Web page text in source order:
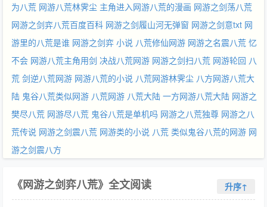
为八荒 网游八荒林霁尘 主角进入网游八荒的漫画 网游之剑荡八荒
网游之剑弈八荒百度百科 网游之剑履山河无弹窗 网游之剑意txt 网
游里的八荒是谁 网游之剑弈 小说 八荒修仙网游 网游之名震八荒 忆
不会 网游八荒主角用剑 决战八荒网游 网游之剑扫八荒 网游轮回 八
荒 剑逆八荒网游 网游八荒的小说 八荒网游林霁尘 八方网游八荒大
陆 鬼谷八荒类似网游 八荒网游 八荒大陆 一方网游八荒大陆 网游之
樊尽八荒 网游尽八荒 鬼谷八荒是单机吗 网游之八荒独尊 网游之八
荒传说 网游之剑震八荒 网游类的小说 八荒 类似鬼谷八荒的网游 网
游之剑震八方
《网游之剑弈八荒》全文阅读 升序↑